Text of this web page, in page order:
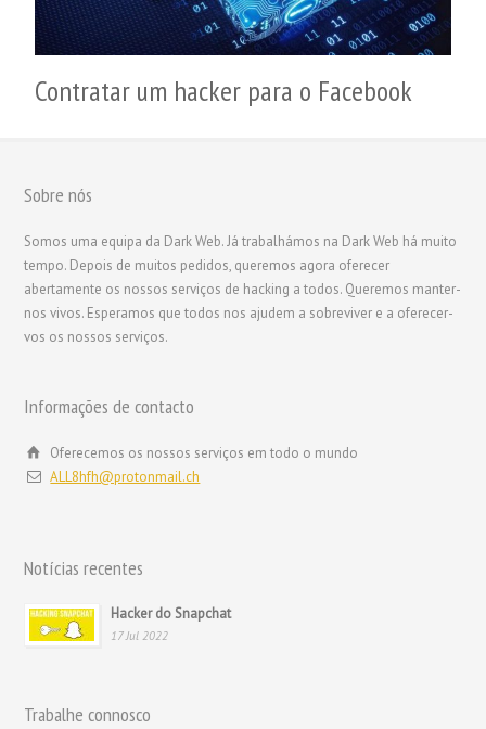
Contratar um hacker para o Facebook
Sobre nós
Somos uma equipa da Dark Web. Já trabalhámos na Dark Web há muito
tempo. Depois de muitos pedidos, queremos agora oferecer
abertamente os nossos serviços de hacking a todos. Queremos manter-
nos vivos. Esperamos que todos nos ajudem a sobreviver e a oferecer-
vos os nossos serviços.
Informações de contacto
Oferecemos os nossos serviços em todo o mundo
ALL8hfh@protonmail.ch
Notícias recentes
Hacker do Snapchat
17 Jul 2022
Trabalhe connosco
简体中文